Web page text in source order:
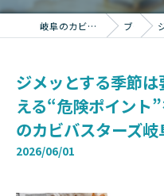
岐阜のカビ取りならカビバスターズ岐阜 ブログ ジ
ジメッとする季節
える“危険ポイント
のカビバスターズ
2026/06/01